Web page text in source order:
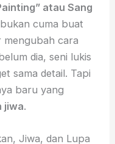
atau Sang
cuma buat
mengubah cara
dia, seni lukis
sama detail. Tapi
baru yang
jiwa.
Jiwa, dan Lupa